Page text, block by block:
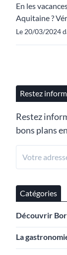
En les
Aquitaine ?
Le 20/03/2024
Restez
Restez
bons plans
Catégories
Découvrir
La